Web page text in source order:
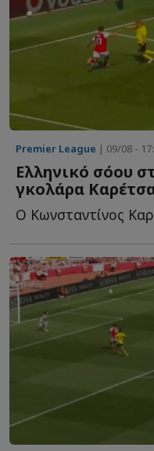
Premier League | 09/08 -
Ελληνικό σόου
γκολάρα